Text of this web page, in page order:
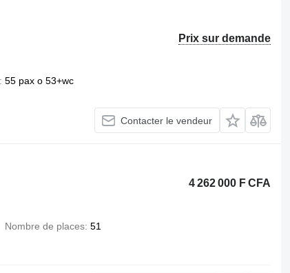
Prix sur demande
55 pax o 53+wc
Contacter le vendeur
4 262 000 F CFA
Nombre de places 51